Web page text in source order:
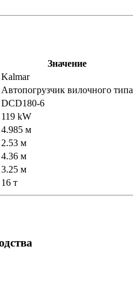
Значение
Kalmar
Автопогрузчик вилочного типа
DCD180-6
119 kW
4.985 м
2.53 м
4.36 м
3.25 м
16 т